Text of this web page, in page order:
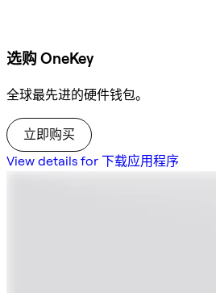
选购 OneKey
全球最先进的硬件钱包。
立即购买
View details for 下载应用程序